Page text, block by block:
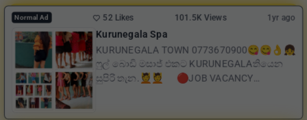
Normal Ad 52 Likes 101.5K Views 1yr ago
Kurunegala Spa
KURUNEGALA TOWN 0773670900😋😋👌👧
ෆුල් බොඩි මසාජ් එකට KURUNEGALAතියෙන
සුපිරි තැන.💆💆 🔴JOB VACANCY